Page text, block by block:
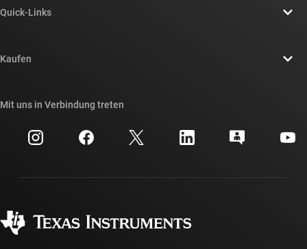
Newsroom
Investorenbeziehungen
Fertigung
Quick-Links
Querverweis-Suche
Kundensupportzentrum
myTI-Konto FAQs
Kaufen
Häufig gestellte Fragen zu Bestellungen
Mit uns in Verbindung treten